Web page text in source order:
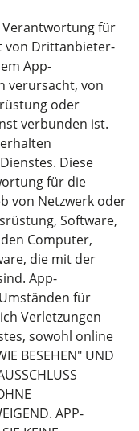
Verantwortung für
von Drittanbieter-
App-
verursacht, von
oder
verbunden ist.
Diese
für die
von Netzwerk oder
Software,
Computer,
die mit der
App-
für
Verletzungen
sowohl online
BESEHEN" UND
APP-